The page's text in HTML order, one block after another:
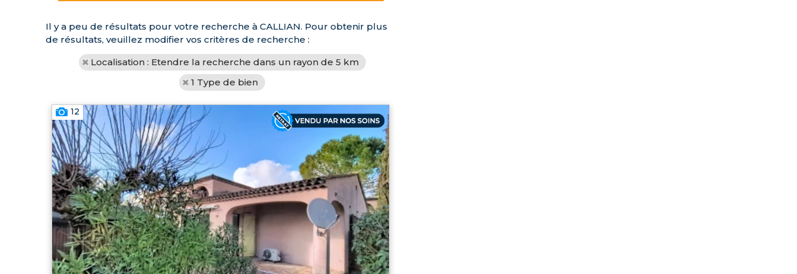
Il y a peu de résultats pour votre recherche à CALLIAN. Pour obtenir plus
de résultats, veuillez modifier vos critères de recherche :
Localisation : Etendre la recherche dans un rayon de 5 km
1 Type de bien
12